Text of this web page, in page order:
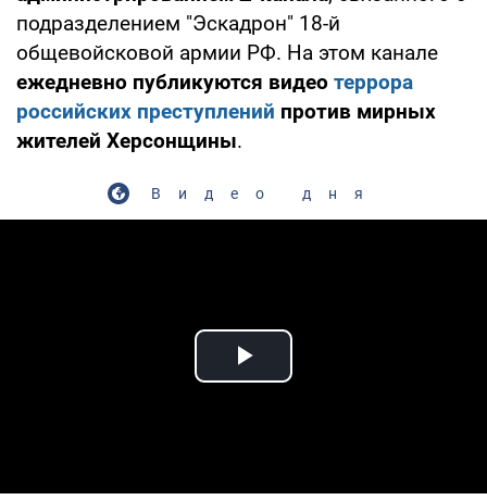
подразделением "Эскадрон" 18-й
общевойсковой армии РФ. На этом канале
ежедневно публикуются видео террора
российских преступлений против мирных
жителей Херсонщины.
Видео дня
Play Video